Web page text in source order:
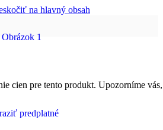
na hlavný obsah
cien pre tento produkt. Upozorníme
predplatné